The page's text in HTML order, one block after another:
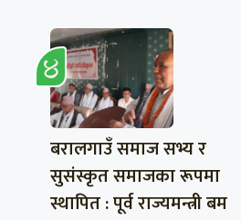
बरालगाउँ समाज सभ्य र
सुसंस्कृत समाजका रूपमा
स्थापित : पूर्व राज्यमन्त्री बम